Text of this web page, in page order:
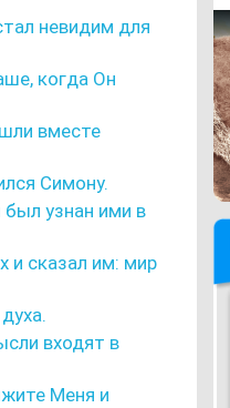
невидим для
когда Он
вместе
Симону.
узнан ими в
и сказал им: мир
входят в
Меня и